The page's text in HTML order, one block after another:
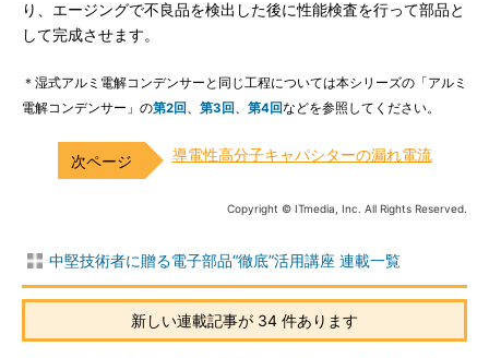
り、エージングで不良品を検出した後に性能検査を行って部品と
して完成させます。
＊湿式アルミ電解コンデンサーと同じ工程については本シリーズの「アルミ
電解コンデンサー」の第2回 、 第3回 、 第4回などを参照してください。
導電性高分子キャパシターの漏れ電流
Copyright © ITmedia, Inc. All Rights Reserved.
中堅技術者に贈る電子部品“徹底”活用講座 連載一覧
新しい連載記事が 34 件あります